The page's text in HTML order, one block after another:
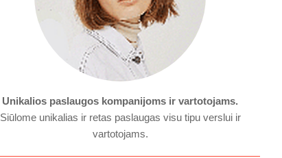
Unikalios paslaugos kompanijoms ir vartotojams.
Siūlome unikalias ir retas paslaugas visu tipu verslui ir
vartotojams.